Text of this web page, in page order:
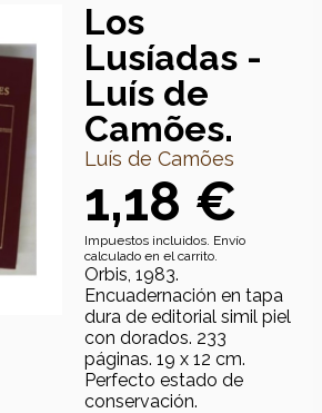
Los
Lusíadas -
Luís de
Camões.
Luís de Camões
1,18 €
Impuestos incluidos. Envío
calculado en el carrito.
Orbis, 1983.
Encuadernación en tapa
dura de editorial simil piel
con dorados. 233
páginas. 19 x 12 cm.
Perfecto estado de
conservación.